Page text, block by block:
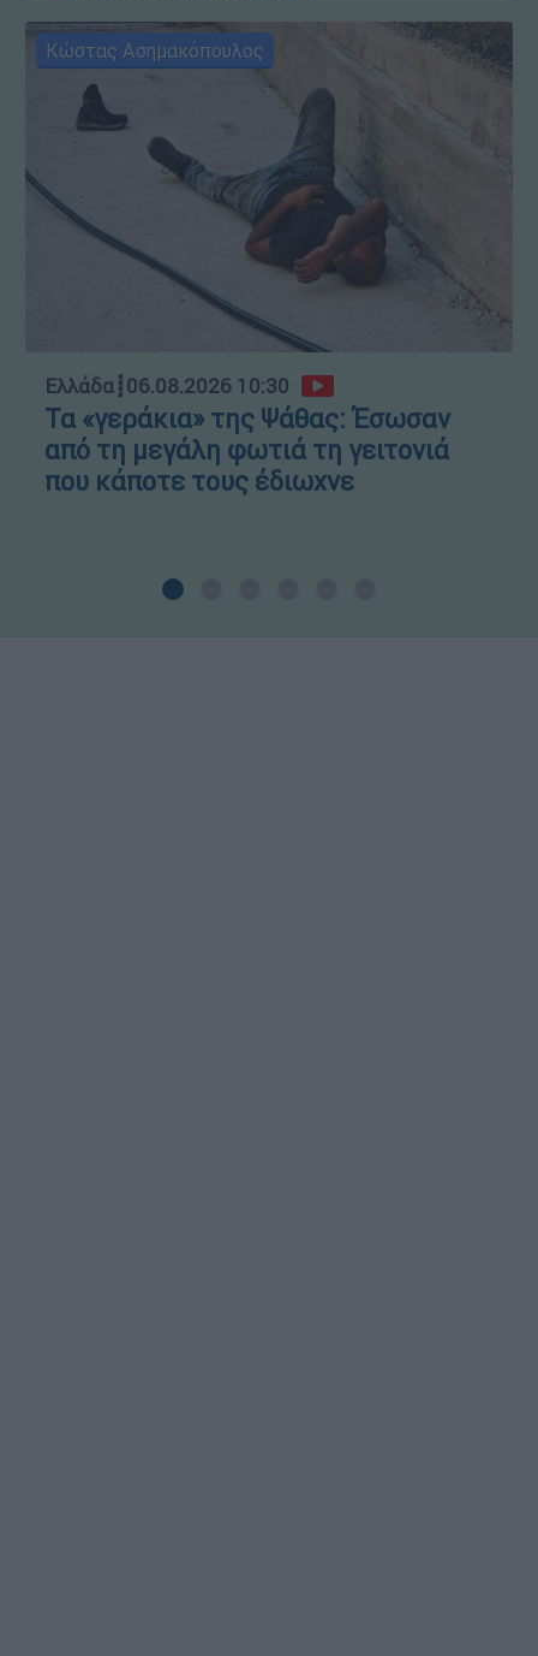
Κώστας Ασημακόπουλος
Ελλάδα┋06.08.2026 10:30
Τα «γεράκια» της Ψάθας: Έσωσαν
από τη μεγάλη φωτιά τη γειτονιά
που κάποτε τους έδιωχνε